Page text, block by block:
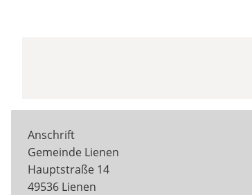
Anschrift
Gemeinde Lienen
Hauptstraße 14
49536 Lienen